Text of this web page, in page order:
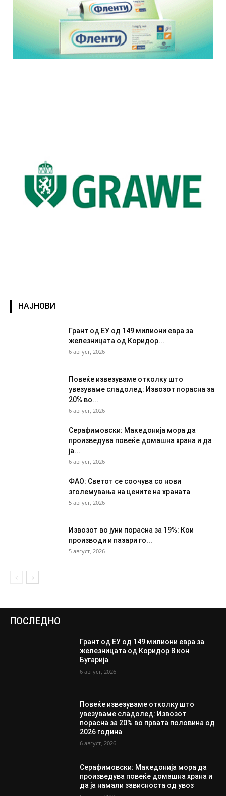
НАЈНОВИ
Грант од ЕУ од 149 милиони евра за
железницата од Коридор...
6 август, 2026
Повеќе извезуваме отколку што
увезуваме сладолед: Извозот порасна за
20% во...
6 август, 2026
Серафимовски: Македонија мора да
произведува повеќе домашна храна и да
ја...
6 август, 2026
ФАО: Светот се соочува со нови
зголемувања на цените на храната
5 август, 2026
Извозот во јуни порасна за 19%: Кои
производи и пазари го...
5 август, 2026
ПОСЛЕДНО
Грант од ЕУ од 149 милиони евра за
железницата од Коридор 8 кон
Бугарија
6 август, 2026
Повеќе извезуваме отколку што
увезуваме сладолед: Извозот
порасна за 20% во првата половина од
2026 година
6 август, 2026
Серафимовски: Македонија мора да
произведува повеќе домашна храна и
да ја намали зависноста од увоз